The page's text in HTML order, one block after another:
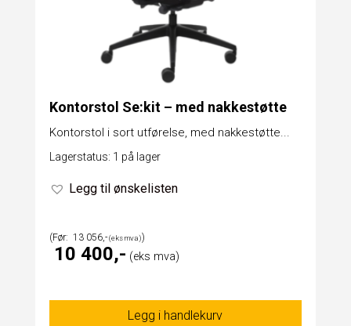
Kontorstol Se:kit – med nakkestøtte
Kontorstol i sort utførelse, med nakkestøtte...
Lagerstatus: 1 på lager
Legg til ønskelisten
13 056
10 400
Legg i handlekurv